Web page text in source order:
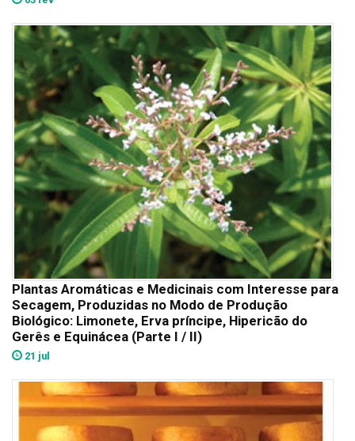
Plantas Aromáticas e Medicinais com Interesse para
Secagem, Produzidas no Modo de Produção
Biológico: Limonete, Erva príncipe, Hipericão do
Gerês e Equinácea (Parte I / II)
21 jul